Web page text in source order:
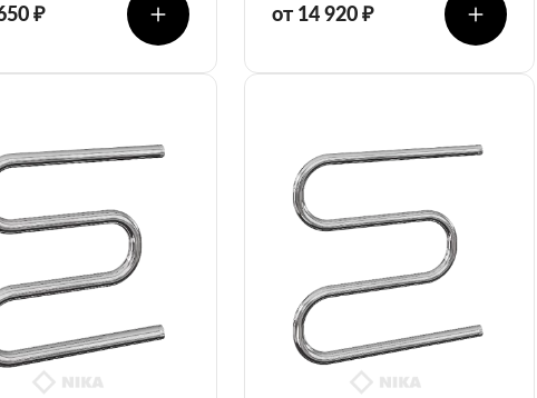
₽ от 14 920 ₽